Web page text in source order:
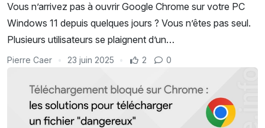
Vous n’arrivez pas à ouvrir Google Chrome sur votre PC
Windows 11 depuis quelques jours ? Vous n’êtes pas seul.
Plusieurs utilisateurs se plaignent d’un…
Pierre Caer 23 juin 2025 2 0